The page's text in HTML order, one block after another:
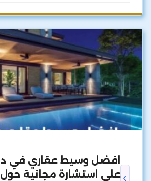
افضل وسيط عقاري في
على استشارة مجانية